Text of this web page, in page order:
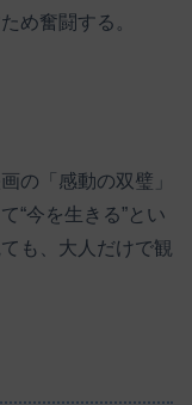
め奮闘する。
の「感動の双璧」
“今を生きる”とい
も、大人だけで観